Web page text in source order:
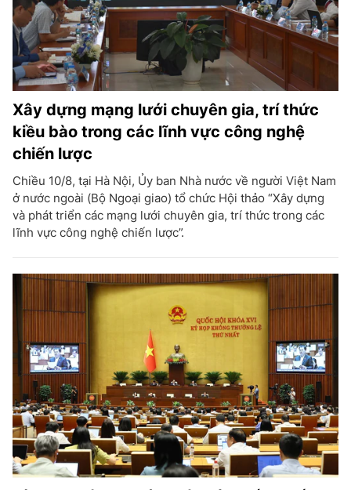
Xây dựng mạng lưới chuyên gia, trí thức
kiều bào trong các lĩnh vực công nghệ
chiến lược
Chiều 10/8, tại Hà Nội, Ủy ban Nhà nước về người Việt Nam
ở nước ngoài (Bộ Ngoại giao) tổ chức Hội thảo “Xây dựng
và phát triển các mạng lưới chuyên gia, trí thức trong các
lĩnh vực công nghệ chiến lược”.